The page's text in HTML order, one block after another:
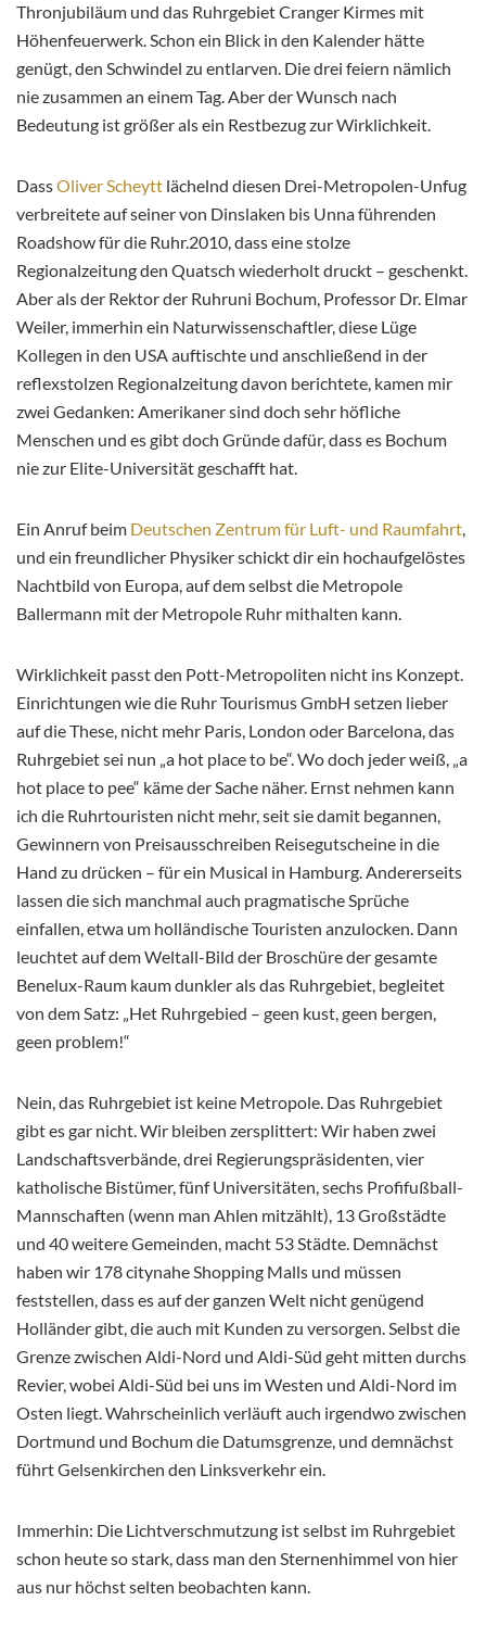
Thronjubiläum und das Ruhrgebiet Cranger Kirmes mit
Höhenfeuerwerk. Schon ein Blick in den Kalender hätte
genügt, den Schwindel zu entlarven. Die drei feiern nämlich
nie zusammen an einem Tag. Aber der Wunsch nach
Bedeutung ist größer als ein Restbezug zur Wirklichkeit.
DassOliver Scheytt lächelnd diesen Drei-Metropolen-Unfug
verbreitete auf seiner von Dinslaken bis Unna führenden
Roadshow für die Ruhr.2010, dass eine stolze
Regionalzeitung den Quatsch wiederholt druckt – geschenkt.
Aber als der Rektor der Ruhruni Bochum, Professor Dr. Elmar
Weiler, immerhin ein Naturwissenschaftler, diese Lüge
Kollegen in den USA auftischte und anschließend in der
reflexstolzen Regionalzeitung davon berichtete, kamen mir
zwei Gedanken: Amerikaner sind doch sehr höfliche
Menschen und es gibt doch Gründe dafür, dass es Bochum
nie zur Elite-Universität geschafft hat.
Ein Anruf beim Deutschen Zentrum für Luft- und Raumfahrt,
und ein freundlicher Physiker schickt dir ein hochaufgelöstes
Nachtbild von Europa, auf dem selbst die Metropole
Ballermann mit der Metropole Ruhr mithalten kann.
Wirklichkeit passt den Pott-Metropoliten nicht ins Konzept.
Einrichtungen wie die Ruhr Tourismus GmbH setzen lieber
auf die These, nicht mehr Paris, London oder Barcelona, das
Ruhrgebiet sei nun „a hot place to be“. Wo doch jeder weiß, „a
hot place to pee“ käme der Sache näher. Ernst nehmen kann
ich die Ruhrtouristen nicht mehr, seit sie damit begannen,
Gewinnern von Preisausschreiben Reisegutscheine in die
Hand zu drücken – für ein Musical in Hamburg. Andererseits
lassen die sich manchmal auch pragmatische Sprüche
einfallen, etwa um holländische Touristen anzulocken. Dann
leuchtet auf dem Weltall-Bild der Broschüre der gesamte
Benelux-Raum kaum dunkler als das Ruhrgebiet, begleitet
von dem Satz: „Het Ruhrgebied – geen kust, geen bergen,
geen problem!“
Nein, das Ruhrgebiet ist keine Metropole. Das Ruhrgebiet
gibt es gar nicht. Wir bleiben zersplittert: Wir haben zwei
Landschaftsverbände, drei Regierungspräsidenten, vier
katholische Bistümer, fünf Universitäten, sechs Profifußball-
Mannschaften (wenn man Ahlen mitzählt), 13 Großstädte
und 40 weitere Gemeinden, macht 53 Städte. Demnächst
haben wir 178 citynahe Shopping Malls und müssen
feststellen, dass es auf der ganzen Welt nicht genügend
Holländer gibt, die auch mit Kunden zu versorgen. Selbst die
Grenze zwischen Aldi-Nord und Aldi-Süd geht mitten durchs
Revier, wobei Aldi-Süd bei uns im Westen und Aldi-Nord im
Osten liegt. Wahrscheinlich verläuft auch irgendwo zwischen
Dortmund und Bochum die Datumsgrenze, und demnächst
führt Gelsenkirchen den Linksverkehr ein.
Immerhin: Die Lichtverschmutzung ist selbst im Ruhrgebiet
schon heute so stark, dass man den Sternenhimmel von hier
aus nur höchst selten beobachten kann.